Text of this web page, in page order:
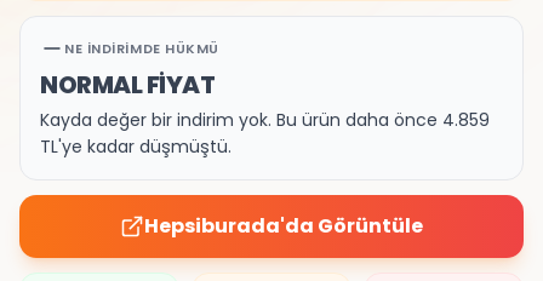
NE İNDIRIMDE HÜKMÜ
NORMAL FİYAT
Kayda değer bir indirim yok. Bu ürün daha önce 4.859
TL'ye kadar düşmüştü.
Hepsiburada'da Görüntüle